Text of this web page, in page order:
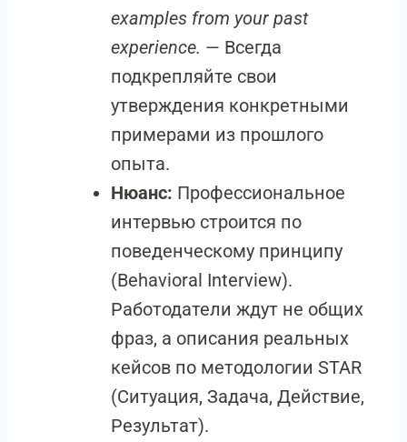
examples from your past
experience. — Всегда
подкрепляйте свои
утверждения конкретными
примерами из прошлого
опыта.
Нюанс: Профессиональное
интервью строится по
поведенческому принципу
(Behavioral Interview).
Работодатели ждут не общих
фраз, а описания реальных
кейсов по методологии STAR
(Ситуация, Задача, Действие,
Результат).